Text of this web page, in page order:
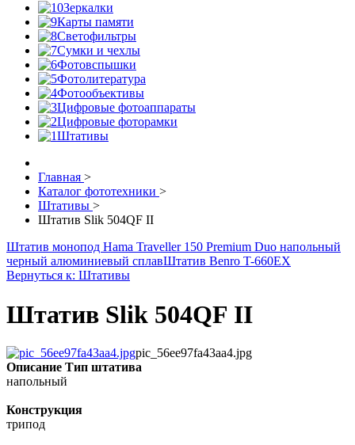
Зеркалки
Карты памяти
Светофильтры
Сумки и чехлы
Фотовспышки
Фотолитература
Фотообъективы
Цифровые фотоаппараты
Цифровые фоторамки
Штативы
Главная >
Каталог фототехники >
Штативы >
Штатив Slik 504QF II
Штатив монопод Hama Traveller 150 Premium Duo напольный
черный алюминиевый сплавШтатив Benro T-660EX
Вернуться к: Штативы
Штатив Slik 504QF II
pic_56ee97fa43aa4.jpg
Описание Тип штатива
напольный
Конструкция
трипод